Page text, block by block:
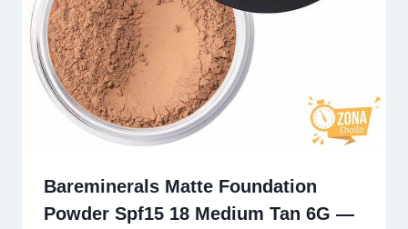
Bareminerals Matte Foundation
Powder Spf15 18 Medium Tan 6G —